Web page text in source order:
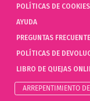
POLÍTICAS DE COOKIES
AYUDA
PREGUNTAS
POLÍTICAS DE
LIBRO DE QUEJAS
ARREPENTIMIENTO